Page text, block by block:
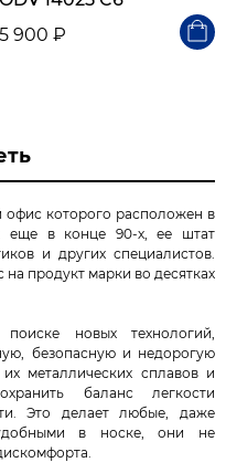
5 900 ₽
офис которого расположен в
еще в конце 90-х, ее штат
и других специалистов.
продукт марки во десятках
новых технологий,
безопасную и недорогую
металлических сплавов и
баланс легкости
Это делает любые, даже
в носке, они не